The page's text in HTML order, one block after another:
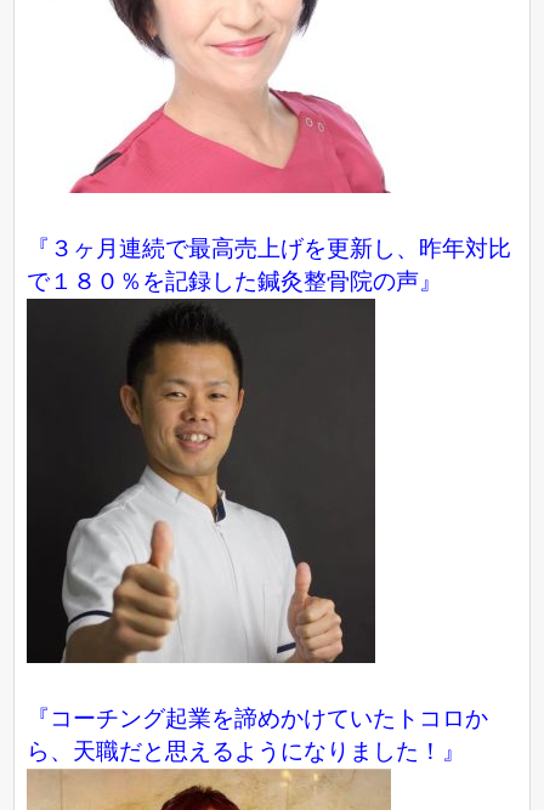
『３ヶ月連続で最高売上げを更新し、昨年対比
で１８０％を記録した鍼灸整骨院の声』
『コーチング起業を諦めかけていたトコロか
ら、天職だと思えるようになりました！』